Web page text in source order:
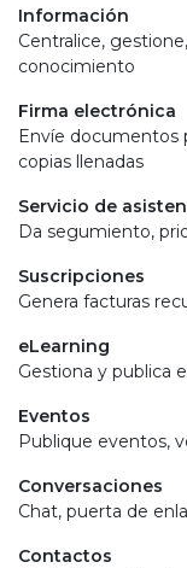
Información
Centralice,
conocimiento
Firma electrónica
Envíe documentos
copias llenadas
Servicio de
Da segumiento,
Suscripciones
Genera facturas
eLearning
Gestiona y publica
Eventos
Publique eventos,
Conversaciones
Chat, puerta de
Contactos